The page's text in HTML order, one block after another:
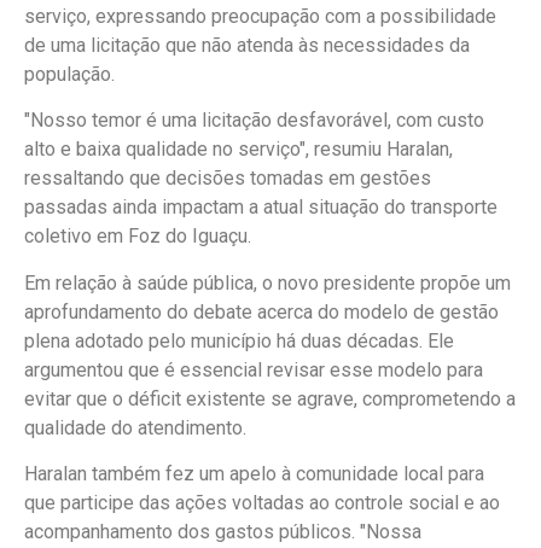
serviço, expressando preocupação com a possibilidade
de uma licitação que não atenda às necessidades da
população.
"Nosso temor é uma licitação desfavorável, com custo
alto e baixa qualidade no serviço", resumiu Haralan,
ressaltando que decisões tomadas em gestões
passadas ainda impactam a atual situação do transporte
coletivo em Foz do Iguaçu.
Em relação à saúde pública, o novo presidente propõe um
aprofundamento do debate acerca do modelo de gestão
plena adotado pelo município há duas décadas. Ele
argumentou que é essencial revisar esse modelo para
evitar que o déficit existente se agrave, comprometendo a
qualidade do atendimento.
Haralan também fez um apelo à comunidade local para
que participe das ações voltadas ao controle social e ao
acompanhamento dos gastos públicos. "Nossa